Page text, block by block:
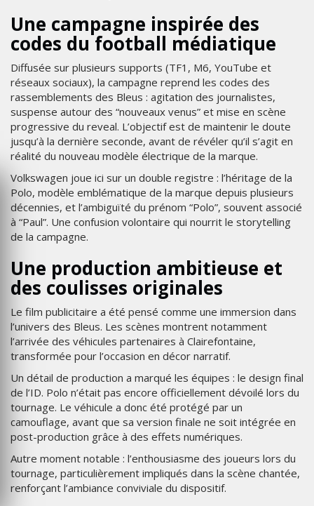
Une campagne inspirée des
codes du football médiatique
Diffusée sur plusieurs supports (TF1, M6, YouTube et
réseaux sociaux), la campagne reprend les codes des
rassemblements des Bleus : agitation des journalistes,
suspense autour des “nouveaux venus” et mise en scène
progressive du reveal. L’objectif est de maintenir le doute
jusqu’à la dernière seconde, avant de révéler qu’il s’agit en
réalité du nouveau modèle électrique de la marque.
Volkswagen joue ici sur un double registre : l’héritage de la
Polo, modèle emblématique de la marque depuis plusieurs
décennies, et l’ambiguïté du prénom “Polo”, souvent associé
à “Paul”. Une confusion volontaire qui nourrit le storytelling
de la campagne.
Une production ambitieuse et
des coulisses originales
Le film publicitaire a été pensé comme une immersion dans
l’univers des Bleus. Les scènes montrent notamment
l’arrivée des véhicules partenaires à Clairefontaine,
transformée pour l’occasion en décor narratif.
Un détail de production a marqué les équipes : le design final
de l’ID. Polo n’était pas encore officiellement dévoilé lors du
tournage. Le véhicule a donc été protégé par un
camouflage, avant que sa version finale ne soit intégrée en
post-production grâce à des effets numériques.
Autre moment notable : l’enthousiasme des joueurs lors du
tournage, particulièrement impliqués dans la scène chantée,
renforçant l’ambiance conviviale du dispositif.